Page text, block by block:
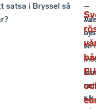
satsa i Bryssel så
–
om
vi
var
så
–
i
EK